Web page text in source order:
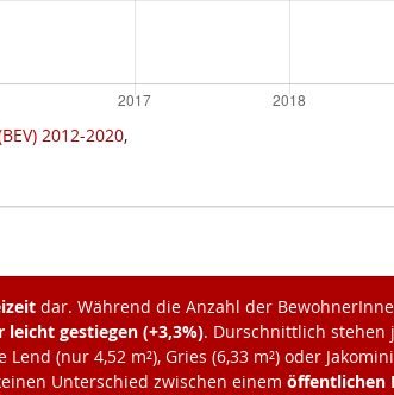
2012-2020,
dar. Während die Anzahl der
leicht gestiegen (+3,3%). Durschnittlich stehen
(nur 4,52 m²), Gries (6,33 m²) oder
Unterschied zwischen einem öffentlichen